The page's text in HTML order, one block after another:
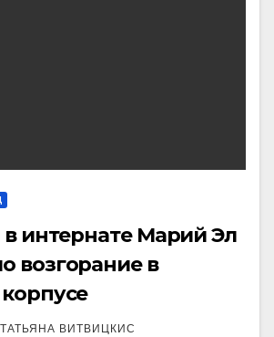
в интернате Марий Эл
возгорание в
ТАТЬЯНА ВИТВИЦКИС